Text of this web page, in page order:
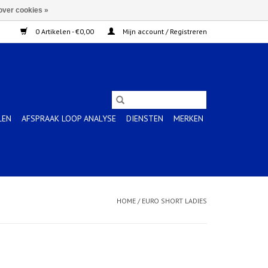
0 Artikelen - €0,00 Mijn account / Registreren
AFSPRAAK LOOP ANALYSE DIENSTEN MERKEN
HOME / EURO SHORT LADIES
cookies »